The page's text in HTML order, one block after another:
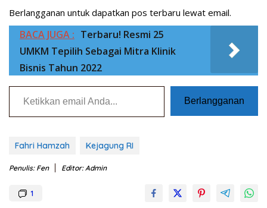
Berlangganan untuk dapatkan pos terbaru lewat email.
BACA JUGA : Terbaru! Resmi 25
UMKM Tepilih Sebagai Mitra Klinik
Bisnis Tahun 2022
Ketikkan email Anda...
Berlangganan
Fahri Hamzah Kejagung RI
Penulis: Fen Editor: Admin
1